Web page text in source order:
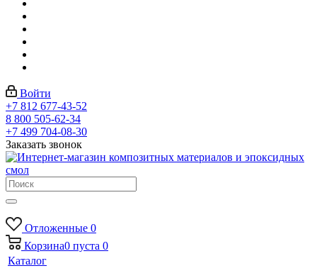
Войти
+7 812 677-43-52
8 800 505-62-34
+7 499 704-08-30
Заказать звонок
Отложенные 0
Корзина0 пуста 0
Каталог